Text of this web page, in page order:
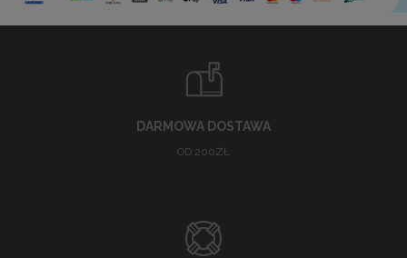
DARMOWA DOSTAWA
OD 200ZŁ